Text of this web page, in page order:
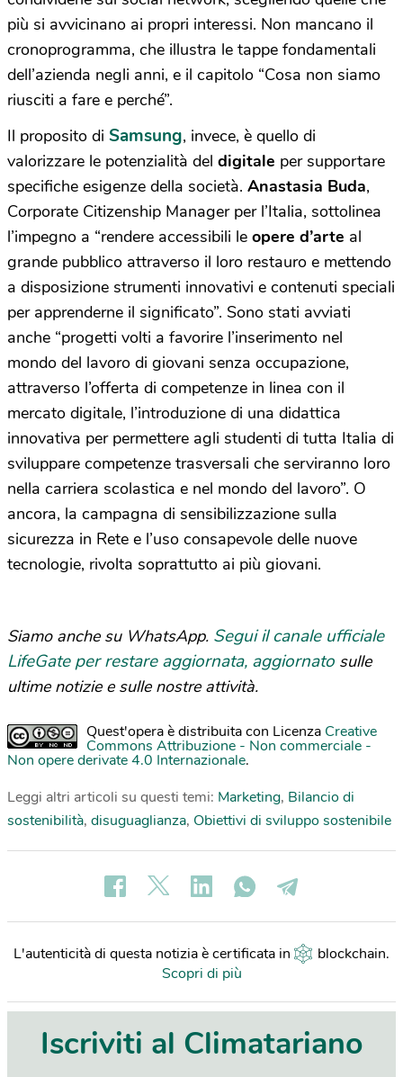
più si avvicinano ai propri interessi. Non mancano il
cronoprogramma, che illustra le tappe fondamentali
dell’azienda negli anni, e il capitolo “Cosa non siamo
riusciti a fare e perché”.
Il proposito di Samsung, invece, è quello di
valorizzare le potenzialità del digitale per supportare
specifiche esigenze della società. Anastasia Buda,
Corporate Citizenship Manager per l’Italia, sottolinea
l’impegno a “rendere accessibili le opere d’arte al
grande pubblico attraverso il loro restauro e mettendo
a disposizione strumenti innovativi e contenuti speciali
per apprenderne il significato”. Sono stati avviati
anche “progetti volti a favorire l’inserimento nel
mondo del lavoro di giovani senza occupazione,
attraverso l’offerta di competenze in linea con il
mercato digitale, l’introduzione di una didattica
innovativa per permettere agli studenti di tutta Italia di
sviluppare competenze trasversali che serviranno loro
nella carriera scolastica e nel mondo del lavoro”. O
ancora, la campagna di sensibilizzazione sulla
sicurezza in Rete e l’uso consapevole delle nuove
tecnologie, rivolta soprattutto ai più giovani.
Siamo anche su WhatsApp. Segui il canale ufficiale
LifeGate per restare aggiornata, aggiornato sulle
ultime notizie e sulle nostre attività.
Quest'opera è distribuita con Licenza Creative
Commons Attribuzione - Non commerciale -
Non opere derivate 4.0 Internazionale.
Leggi altri articoli su questi temi: Marketing, Bilancio di
sostenibilità, disuguaglianza, Obiettivi di sviluppo sostenibile
L'autenticità di questa notizia è certificata in blockchain.
Scopri di più
Iscriviti al Climatariano